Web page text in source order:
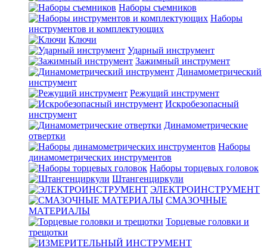
Наборы съемников
Наборы
инструментов и комплектующих
Ключи
Ударный инструмент
Зажимный инструмент
Динамометрический
инструмент
Режущий инструмент
Искробезопасный
инструмент
Динамометрические
отвертки
Наборы
динамометрических инструментов
Наборы торцевых головок
Штангенциркули
ЭЛЕКТРОИНСТРУМЕНТ
СМАЗОЧНЫЕ
МАТЕРИАЛЫ
Торцевые головки и
трещотки